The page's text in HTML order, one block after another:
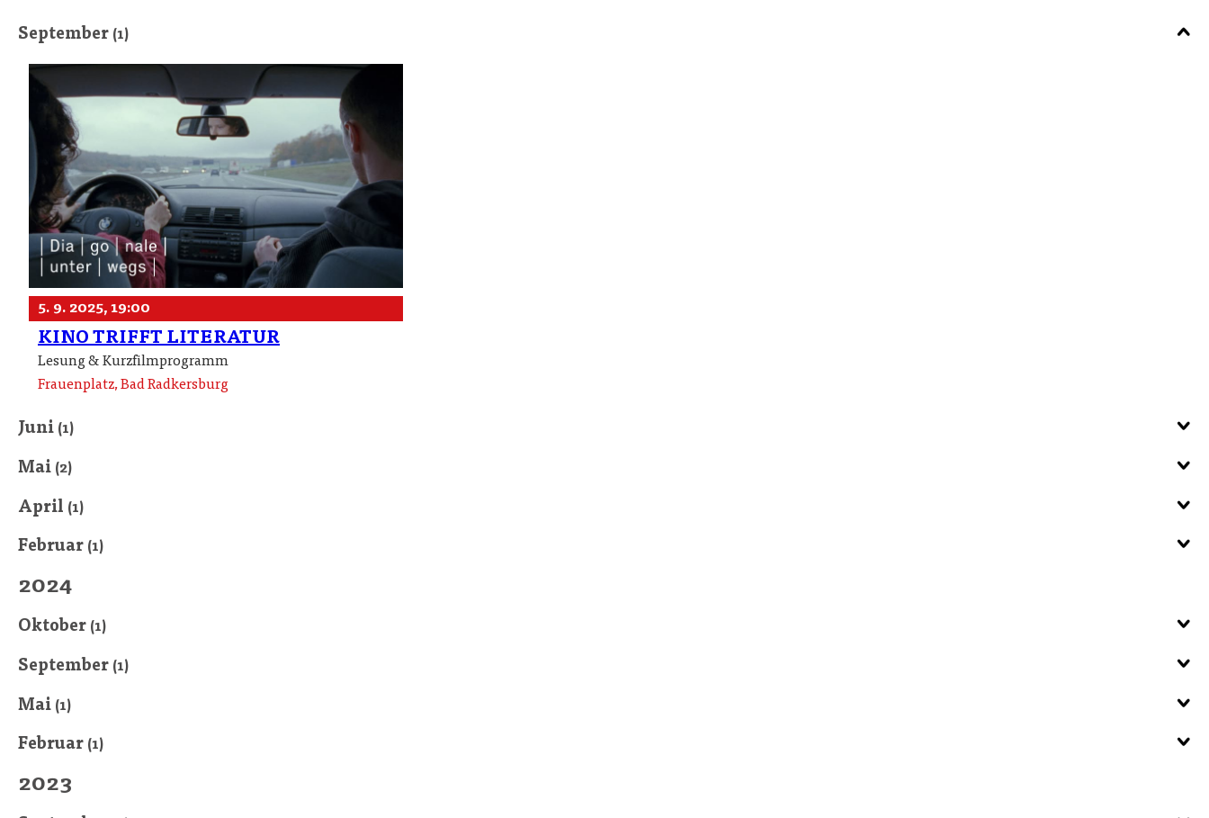
September (1)
5. 9. 2025, 19:00
KINO TRIFFT LITERATUR
Lesung & Kurzfilmprogramm
Frauenplatz, Bad Radkersburg
Juni (1)
Mai (2)
April (1)
Februar (1)
2024
Oktober (1)
September (1)
Mai (1)
Februar (1)
2023